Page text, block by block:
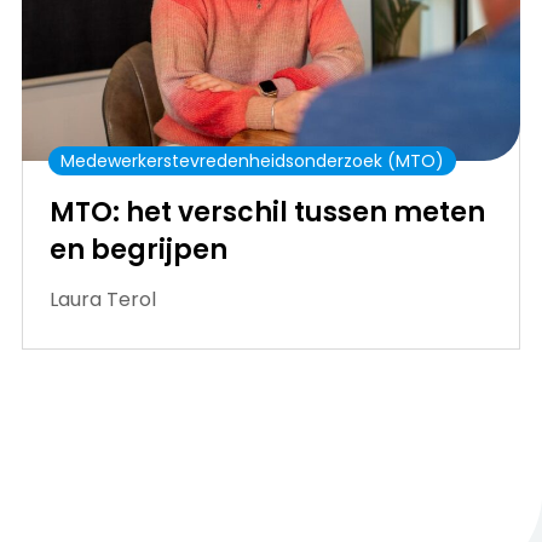
Medewerkerstevredenheidsonderzoek (MTO)
MTO: het verschil tussen meten
en begrijpen
Laura Terol